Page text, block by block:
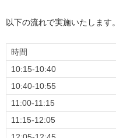
以下の流れで実施いたします。
時間
10:15-10:40
10:40-10:55
11:00-11:15
11:15-12:05